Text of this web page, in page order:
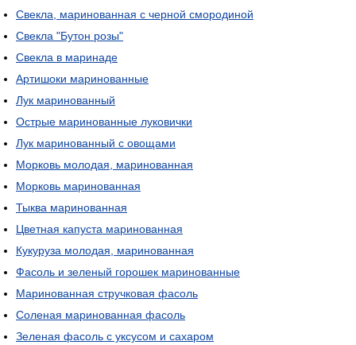
Свекла, маринованная с черной смородиной
Свекла "Бутон розы"
Свекла в маринаде
Артишоки маринованные
Лук маринованный
Острые маринованные луковички
Лук маринованный с овощами
Морковь молодая, маринованная
Морковь маринованная
Тыква маринованная
Цветная капуста маринованная
Кукуруза молодая, маринованная
Фасоль и зеленый горошек маринованные
Маринованная стручковая фасоль
Соленая маринованная фасоль
Зеленая фасоль с уксусом и сахаром